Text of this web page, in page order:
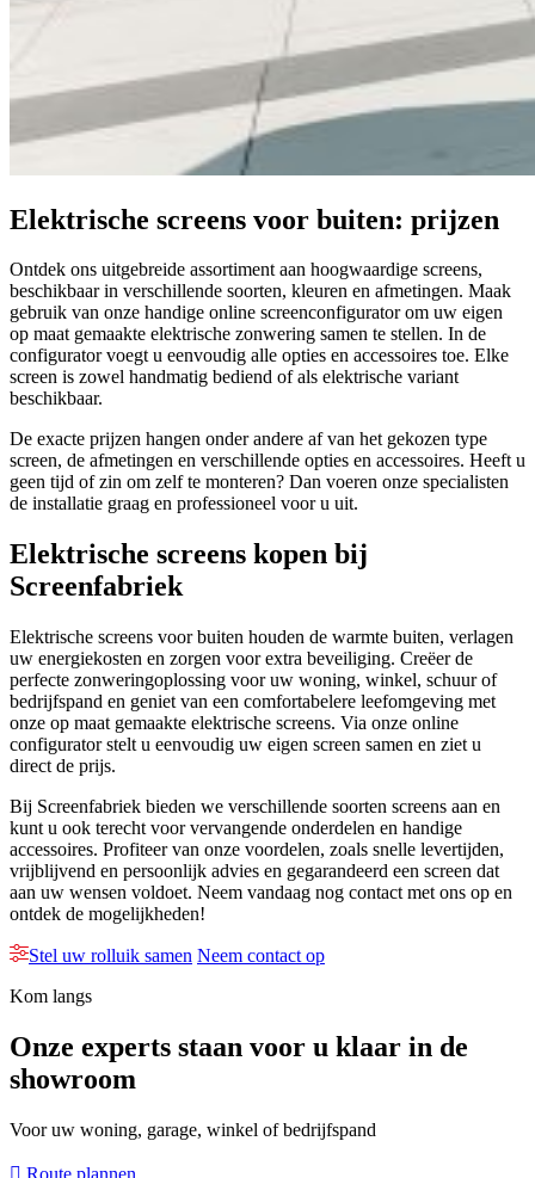
Elektrische screens voor buiten: prijzen
Ontdek ons uitgebreide assortiment aan hoogwaardige screens,
beschikbaar in verschillende soorten, kleuren en afmetingen. Maak
gebruik van onze handige online screenconfigurator om uw eigen
op maat gemaakte elektrische zonwering samen te stellen. In de
configurator voegt u eenvoudig alle opties en accessoires toe. Elke
screen is zowel handmatig bediend of als elektrische variant
beschikbaar.
De exacte prijzen hangen onder andere af van het gekozen type
screen, de afmetingen en verschillende opties en accessoires. Heeft u
geen tijd of zin om zelf te monteren? Dan voeren onze specialisten
de installatie graag en professioneel voor u uit.
Elektrische screens kopen bij
Screenfabriek
Elektrische screens voor buiten houden de warmte buiten, verlagen
uw energiekosten en zorgen voor extra beveiliging. Creëer de
perfecte zonweringoplossing voor uw woning, winkel, schuur of
bedrijfspand en geniet van een comfortabelere leefomgeving met
onze op maat gemaakte elektrische screens. Via onze online
configurator stelt u eenvoudig uw eigen screen samen en ziet u
direct de prijs.
Bij Screenfabriek bieden we verschillende soorten screens aan en
kunt u ook terecht voor vervangende onderdelen en handige
accessoires. Profiteer van onze voordelen, zoals snelle levertijden,
vrijblijvend en persoonlijk advies en gegarandeerd een screen dat
aan uw wensen voldoet. Neem vandaag nog contact met ons op en
ontdek de mogelijkheden!
Stel uw rolluik samen Neem contact op
Kom langs
Onze experts staan voor u klaar in de
showroom
Voor uw woning, garage, winkel of bedrijfspand
Route plannen